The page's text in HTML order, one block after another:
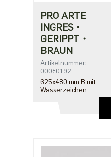
PRO ARTE
INGRES・
GERIPPT・
BRAUN
Artikelnummer:
00080192
625x480 mm B mit
Wasserzeichen